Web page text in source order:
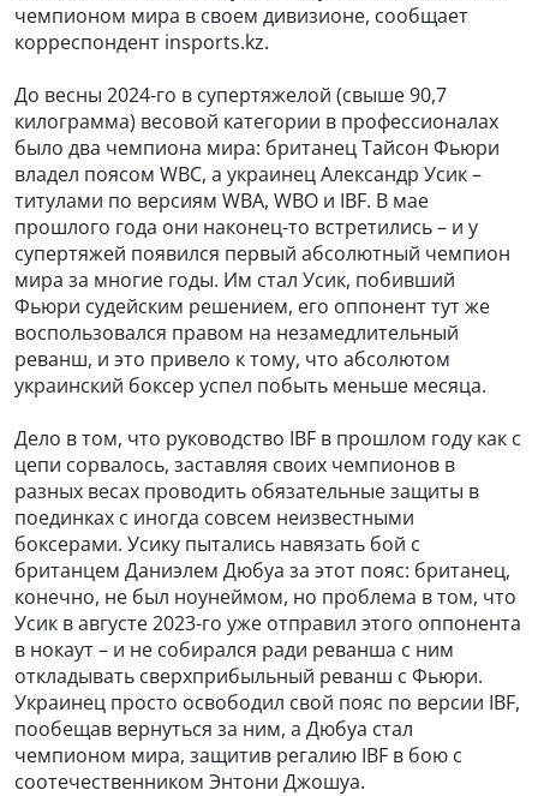
чемпионом мира в своем дивизионе, сообщает
корреспондент insports.kz.
До весны 2024-го в супертяжелой (свыше 90,7
килограмма) весовой категории в профессионалах
было два чемпиона мира: британец Тайсон Фьюри
владел поясом WBC, а украинец Александр Усик –
титулами по версиям WBA, WBO и IBF. В мае
прошлого года они наконец-то встретились – и у
супертяжей появился первый абсолютный чемпион
мира за многие годы. Им стал Усик, побивший
Фьюри судейским решением, его оппонент тут же
воспользовался правом на незамедлительный
реванш, и это привело к тому, что абсолютом
украинский боксер успел побыть меньше месяца.
Дело в том, что руководство IBF в прошлом году как с
цепи сорвалось, заставляя своих чемпионов в
разных весах проводить обязательные защиты в
поединках с иногда совсем неизвестными
боксерами. Усику пытались навязать бой с
британцем Даниэлем Дюбуа за этот пояс: британец,
конечно, не был ноунеймом, но проблема в том, что
Усик в августе 2023-го уже отправил этого оппонента
в нокаут – и не собирался ради реванша с ним
откладывать сверхприбыльный реванш с Фьюри.
Украинец просто освободил свой пояс по версии IBF,
пообещав вернуться за ним, а Дюбуа стал
чемпионом мира, защитив регалию IBF в бою с
соотечественником Энтони Джошуа.